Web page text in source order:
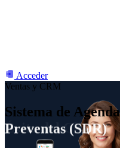
Acceder
Ventas y CRM
Sistema de
Éxito del Cliente